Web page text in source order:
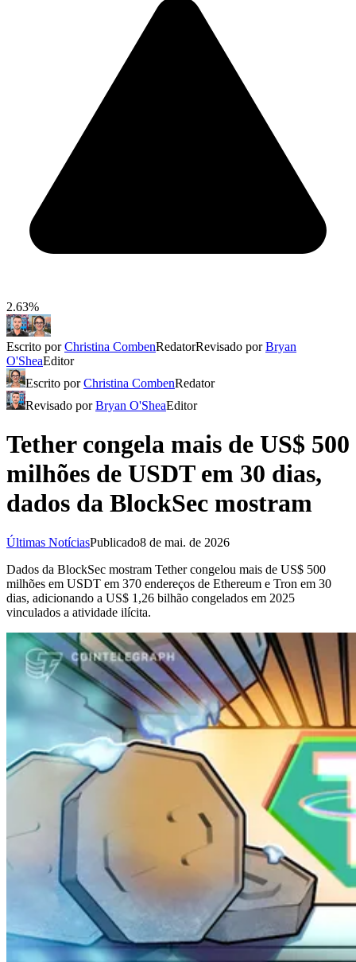
2.63%
Escrito porChristina CombenRedatorRevisado porBryan
O'SheaEditor
Escrito porChristina CombenRedator
Revisado porBryan O'SheaEditor
Tether congela mais de US$ 500
milhões de USDT em 30 dias,
dados da BlockSec mostram
Últimas NotíciasPublicado8 de mai. de 2026
Dados da BlockSec mostram Tether congelou mais de US$ 500
milhões em USDT em 370 endereços de Ethereum e Tron em 30
dias, adicionando a US$ 1,26 bilhão congelados em 2025
vinculados a atividade ilícita.